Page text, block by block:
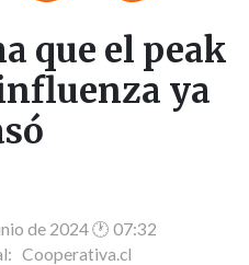
que el peak
ya
de 2024 🕐 07:32
Cooperativa.cl